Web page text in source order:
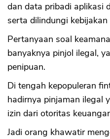
dan data pribadi aplikasi
serta dilindungi kebijakan
Pertanyaan soal
banyaknya pinjol ilegal,
penipuan.
Di tengah kepopuleran
hadirnya pinjaman ilegal
izin dari otoritas
Jadi orang khawatir